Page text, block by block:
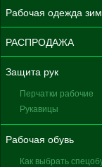
Рабочая одежда
РАСПРОДАЖА
Защита рук
Перчатки рабочие
Рукавицы
Рабочая обувь
Как выбрать